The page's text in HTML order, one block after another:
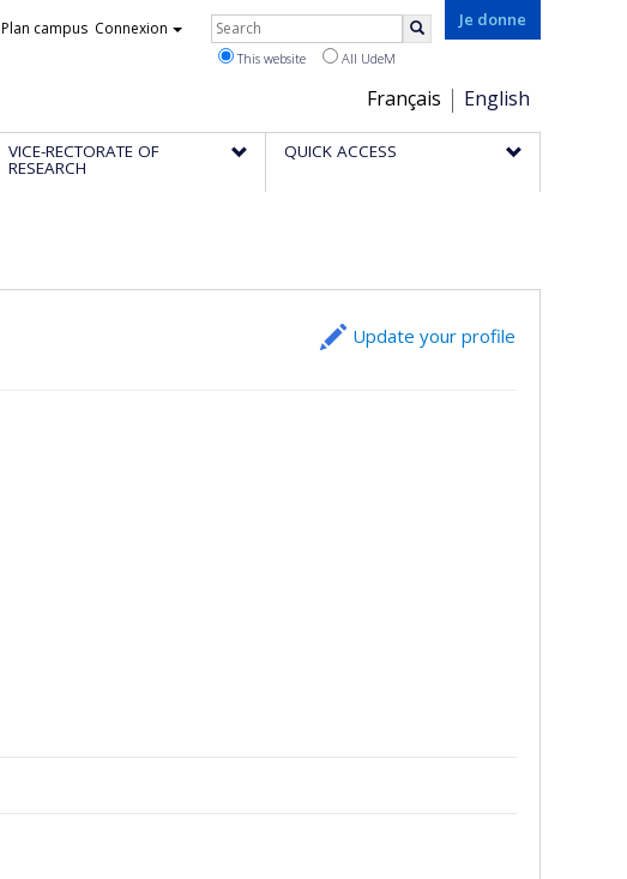
Je donne
Choix
de
la
Français English
Plan campus Connexion Rechercher
This website All UdeM
VICE-RECTORATE OF
RESEARCH
QUICK ACCESS
Update your profile